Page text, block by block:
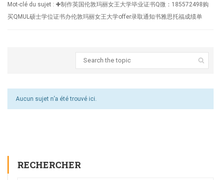
Mot-clé du sujet : ✚制作英国伦敦玛丽女王大学毕业证书Q微：185572498购
买QMUL硕士学位证书办伦敦玛丽女王大学offer录取通知书雅思托福成绩单
Aucun sujet n’a été trouvé ici.
RECHERCHER